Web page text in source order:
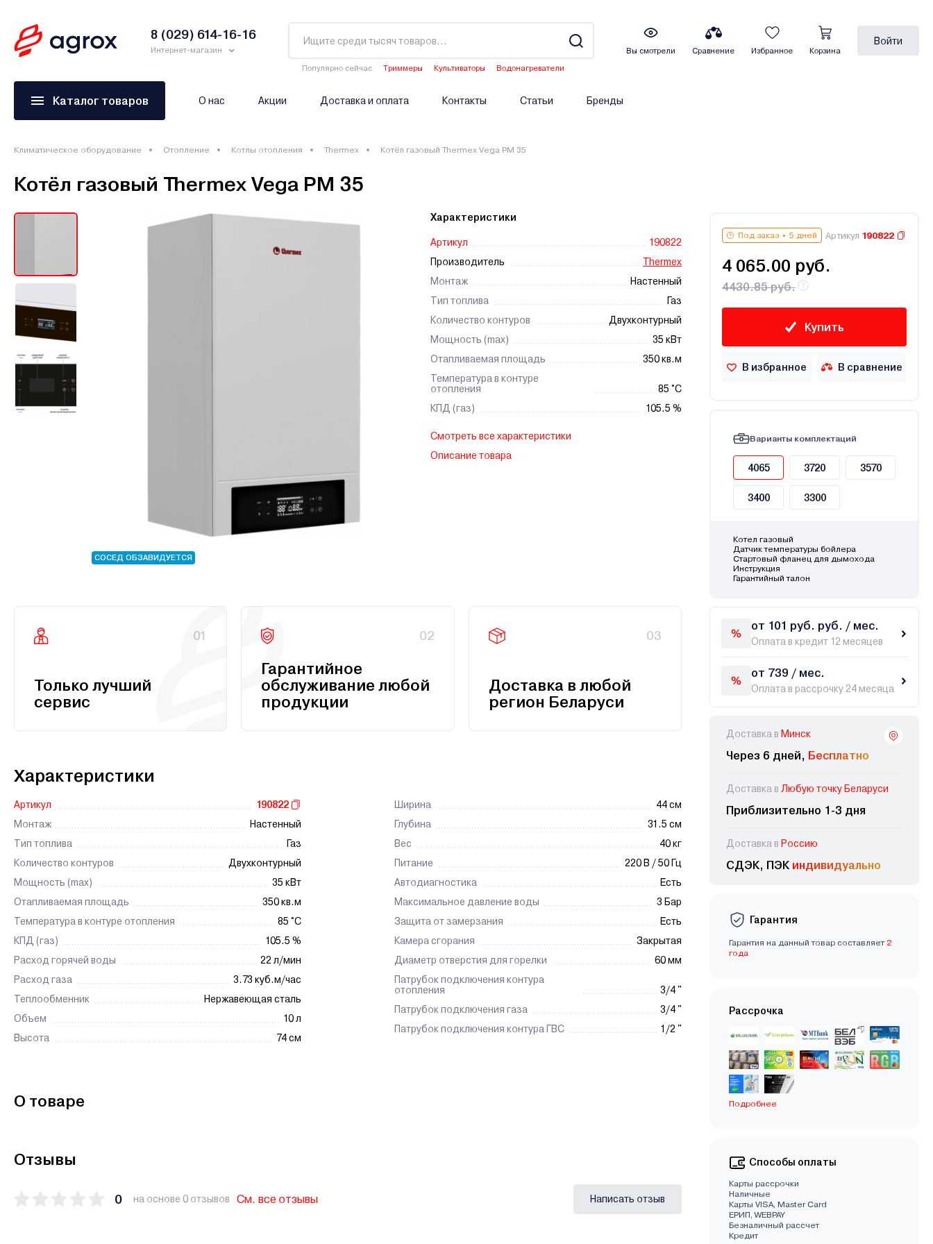
8 (029) 614-16-16
Интернет-магазин
Популярно сейчас Триммеры Культиваторы
Водонагреватели
Вы смотрели Сравнение Избранное Корзина
Войти
Каталог товаров О нас Акции Доставка и оплата Контакты Статьи Бренды
Климатическое оборудование Отопление Котлы отопления Thermex Котёл газовый Thermex Vega PM 35
Котёл газовый Thermex Vega PM 35
СОСЕД ОБЗАВИДУЕТСЯ
Характеристики
Артикул
190822
Производитель
Thermex
Монтаж
Настенный
Тип топлива
Газ
Количество контуров
Двухконтурный
Мощность (max)
35 кВт
Отапливаемая площадь
350 кв.м
Температура в контуре
отопления
85 °C
КПД (газ)
105.5 %
Смотреть все характеристики
Описание товара
01
Только лучший
сервис
02
Гарантийное
обслуживание любой
продукции
03
Доставка в любой
регион Беларуси
Характеристики
Артикул
190822
Монтаж
Настенный
Тип топлива
Газ
Количество контуров
Двухконтурный
Мощность (max)
35 кВт
Отапливаемая площадь
350 кв.м
Температура в контуре отопления
85 °C
КПД (газ)
105.5 %
Расход горячей воды
22 л/мин
Расход газа
3.73 куб.м/час
Теплообменник
Нержавеющая сталь
Объем
10 л
Высота
74 см
Ширина
44 см
Глубина
31.5 см
Вес
40 кг
Питание
220 В / 50 Гц
Автодиагностика
Есть
Максимальное давление воды
3 Бар
Защита от замерзания
Есть
Камера сгорания
Закрытая
Диаметр отверстия для горелки
60 мм
Патрубок подключения контура
отопления
3/4 "
Патрубок подключения газа
3/4 "
Патрубок подключения контура ГВС
1/2 "
О товаре
Отзывы
0 на основе 0 отзывов См. все отзывы Написать отзыв
Под заказ 5 дней Артикул 190822
4 065.00 руб.
4430.85 руб.
Купить
В избранное В сравнение
Варианты комплектаций
4065 3720 3570
3400 3300
Котел газовый
Датчик температуры бойлера
Стартовый фланец для дымохода
Инструкция
Гарантийный талон
от 101 руб. руб. / мес.
Оплата в кредит 12 месяцев
от 739 / мес.
Оплата в рассрочку 24 месяца
Доставка в Минск
Через 6 дней, Бесплатно
Доставка в Любую точку Беларуси
Приблизительно 1-3 дня
Доставка в Россию
СДЭК, ПЭК индивидуально
Гарантия
Гарантия на данный товар составляет 2
года
Рассрочка
Подробнее
Способы оплаты
Карты рассрочки
Наличные
Карты VISA, Master Card
EРИП, WEBPAY
Безналичный рассчет
Кредит